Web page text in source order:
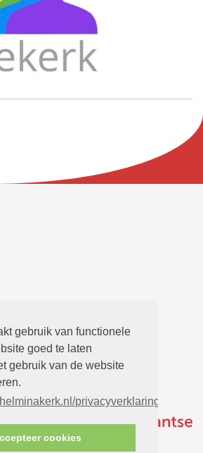
gebruik van functionele
goed te laten
gebruik van de website
privacyverklaring
cookies